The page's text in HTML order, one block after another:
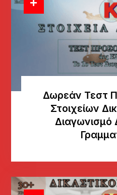
Δωρεάν Τεστ
Στοιχείων
Διαγωνισμό